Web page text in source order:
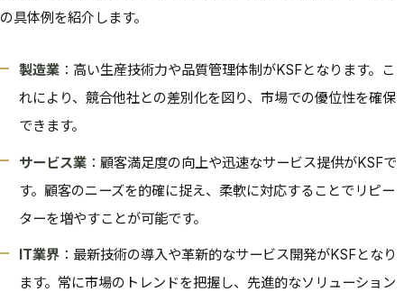
の具体例を紹介します。
製造業 ：高い生産技術力や品質管理体制がKSFとなります。こ
れにより、競合他社との差別化を図り、市場での優位性を確保
できます。
サービス業 ：顧客満足度の向上や迅速なサービス提供がKSFで
す。顧客のニーズを的確に捉え、柔軟に対応することでリピー
ターを増やすことが可能です。
IT業界 ：最新技術の導入や革新的なサービス開発がKSFとなり
ます。常に市場のトレンドを把握し、先進的なソリューション